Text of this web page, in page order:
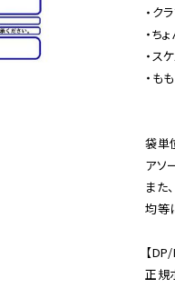
・ク
・ち
・ス
・も
袋単
アソ
また
均等
【
正規